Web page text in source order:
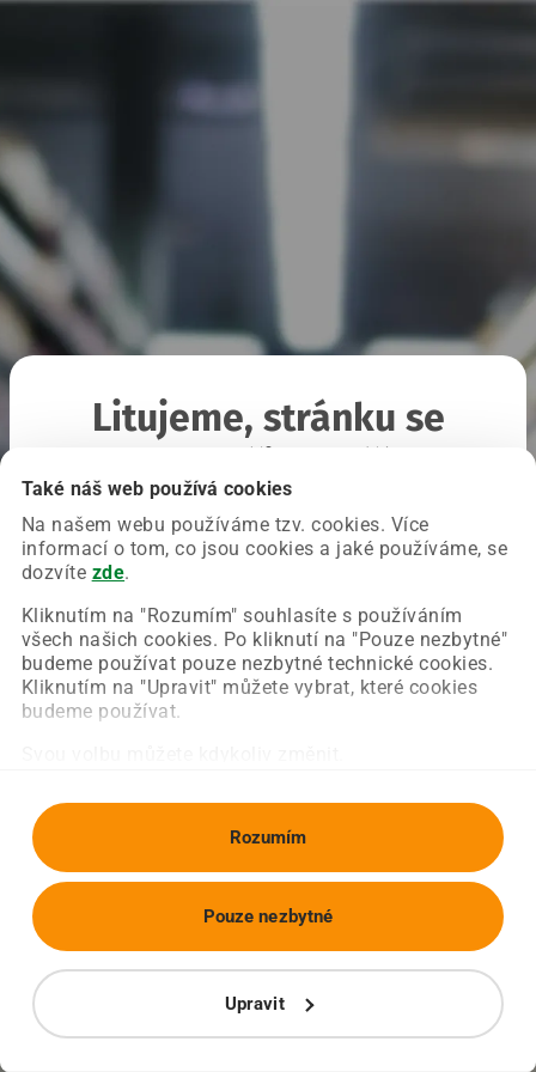
Také náš web používá cookies
Na našem webu používáme tzv. cookies. Více
informací o tom, co jsou cookies a jaké používáme, se
dozvíte zde.
Kliknutím na "Rozumím" souhlasíte s používáním
všech našich cookies. Po kliknutí na "Pouze nezbytné"
budeme používat pouze nezbytné technické cookies.
Kliknutím na "Upravit" můžete vybrat, které cookies
budeme používat.
Rozumím
Upravit
Pouze nezbytné
Litujeme, stránku se
Chyba nastala na naší straně a už ji opravujeme.
Zkuste prosím znovu načíst požadovanou stránku.
Obnovit stránku Úvodní strana